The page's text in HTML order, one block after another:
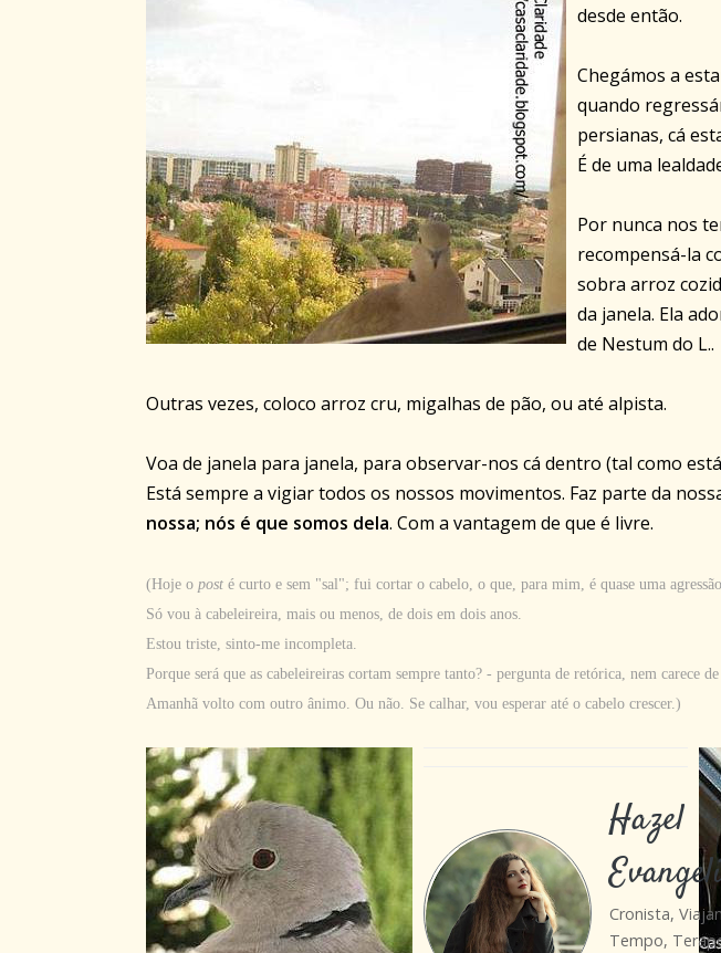
desde então.
Chegámos a
quando
persianas, cá
É de uma
Por nunca nos
recompensá-la
sobra arroz
da janela. Ela
de Nestum do L..
Outras vezes, coloco arroz cru, migalhas de pão, ou até alpista.
Voa de janela para janela, para observar-nos cá dentro (tal como
Está sempre a vigiar todos os nossos movimentos. Faz parte da
nossa; nós é que somos dela. Com a vantagem de que é livre.
(Hoje o post é curto e sem "sal"; fui cortar o cabelo, o que, para mim, é quase uma
Só vou à cabeleireira, mais ou menos, de dois em dois anos.
Estou triste, sinto-me incompleta.
Porque será que as cabeleireiras cortam sempre tanto? - pergunta de retórica, nem carece de
Amanhã volto com outro ânimo. Ou não. Se calhar, vou esperar até o cabelo crescer.)
Hazel
Cronista,
Tempo,